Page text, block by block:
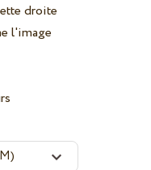
droite
l'image